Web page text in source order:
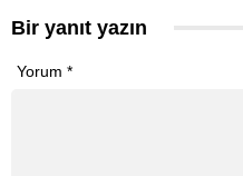
Bir yanıt yazın
Yorum *